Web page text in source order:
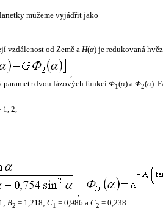
můžeme vyjádřit jako
vzdálenost od Země a H(α) je redukovaná
,
dvou fázových funkcí Φ1(α) a Φ2(α).
1, 2,
,
B2 = 1,218; C1 = 0,986 a C2 = 0,238.